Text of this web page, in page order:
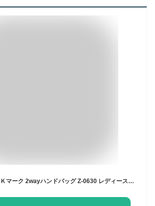
[キタムラ] 横マチＫマーク 2wayハンドバッグ Z-0630 レディース サンドベージュ／アイボリー 52911